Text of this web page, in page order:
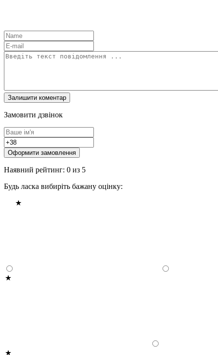
Замовити дзвінок
Оформити замовлення
Наявний рейтинг: 0 из 5
Будь ласка вибиріть бажану оцінку: